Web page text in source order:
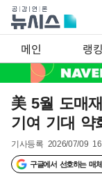
메인 랭킹
美 5월 도매
기여 기대 약
기사등록 2026/07/09
구글에서 선호하는 매